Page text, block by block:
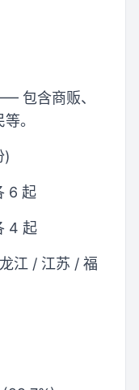
包含商贩、
。
)
6 起
4 起
江 / 江苏 / 福